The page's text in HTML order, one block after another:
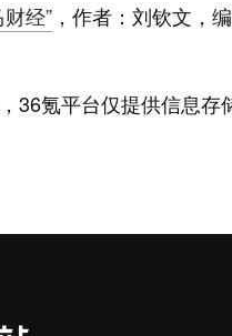
经” ，作者：刘钦文，
36氪平台仅提供信息存